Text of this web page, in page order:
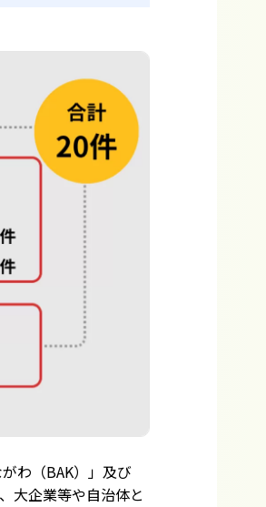
わ（BAK）」及び
大企業等や自治体と